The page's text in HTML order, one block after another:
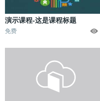
演示课程-这是课程标题
免费